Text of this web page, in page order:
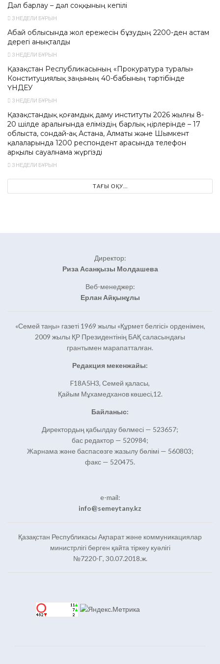
Дәл барлау – дәл соққының кепілі
3 НЕДЕЛИ БҰРЫН
Абай облысында жол ережесін бұзудың 2200-ден астам
дерегі анықталды
3 НЕДЕЛИ БҰРЫН
Қазақстан Республикасының «Прокуратура туралы»
Конституциялық заңының 40-бабының тәртібінде
ҮНДЕУ
3 НЕДЕЛИ БҰРЫН
Қазақстандық қоғамдық даму институты 2026 жылғы 8-
20 шілде аралығында еліміздің барлық өңірлерінде – 17
облыста, сондай-ақ Астана, Алматы және Шымкент
қалаларында 1200 респондент арасында телефон
арқылы сауалнама жүргізді
3 НЕДЕЛИ БҰРЫН
ТАҒЫ ОҚУ...
Директор:
Риза Асанқызы Молдашева
Веб-менеджер:
Ерлан Айқынұлы
«Семей таңы» газеті 1969 жылы «Құрмет белгісі» орденімен,
2009 жылы ҚР Президентінің БАҚ саласындағы
грантымен марапатталған.
Редакция мекенжайы:
F18A5H3, Семей қаласы,
Қайым Мұхамедханов көшесі,12.
Байланыс:
Директордың қабылдау бөлмесі — 523657;
бас редактор — 520984;
Жарнама және баспасөзге жазылу бөлімі — 560803;
факс — 520475.
e-mail:
info@semeytany.kz
Қазақстан Республикасы Ақпарат және коммуникациялар
министрлігі берген қайта тіркеу куәлігі
№7220-Г, 30.07.2018.ж.